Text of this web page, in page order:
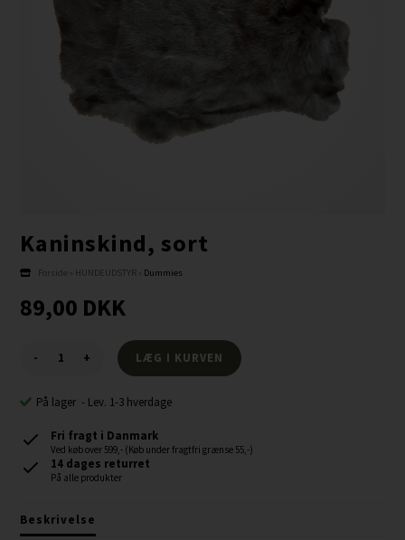
Kaninskind, sort
Forside HUNDEUDSTYR Dummies
89,00 DKK
- +
På lager - Lev. 1-3 hverdage
Fri fragt i Danmark
Ved køb over 599,- (Køb under fragtfri grænse 55,-)
14 dages returret
På alle produkter
Beskrivelse